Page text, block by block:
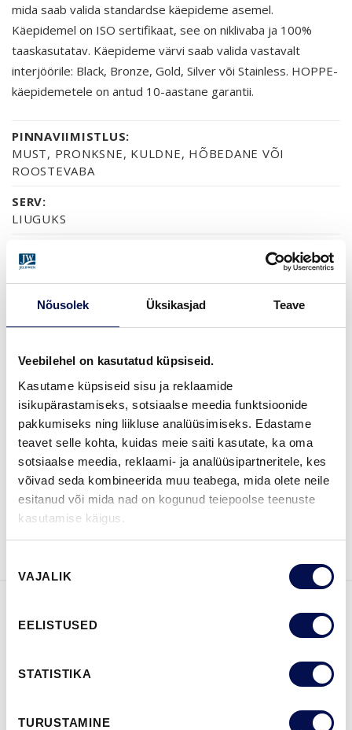
Nõusolek Üksikasjad Teave
Veebilehel on kasutatud küpsiseid.
Kasutame küpsiseid sisu ja reklaamide
isikupärastamiseks, sotsiaalse meedia funktsioonide
pakkumiseks ning liikluse analüüsimiseks. Edastame
teavet selle kohta, kuidas meie saiti kasutate, ka oma
sotsiaalse meedia, reklaami- ja analüüsipartneritele, kes
võivad seda kombineerida muu teabega, mida olete neile
esitanud või mida nad on kogunud teiepoolse teenuste
kasutamise käigus.
valik
VAJALIK
EELISTUSED
STATISTIKA
TURUSTAMINE
mida saab valida standardse käepideme asemel.
Käepidemel on ISO sertifikaat, see on niklivaba ja 100%
taaskasutatav. Käepideme värvi saab valida vastavalt
interjöörile: Black, Bronze, Gold, Silver või Stainless. HOPPE-
käepidemetele on antud 10-aastane garantii.
PINNAVIIMISTLUS:
MUST, PRONKSNE, KULDNE, HÕBEDANE VÕI
ROOSTEVABA
SERV:
LIUGUKS
2-AASTANE TOOTEGARANTII
BLACK
BRONZE GOLD SILVER
LEIA EDASIMÜÜJA
VAATA